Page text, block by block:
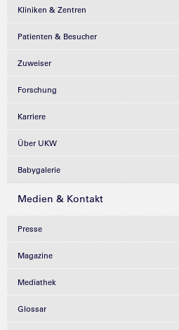
Kliniken & Zentren
Patienten & Besucher
Zuweiser
Forschung
Karriere
Über UKW
Babygalerie
Medien & Kontakt
Presse
Magazine
Mediathek
Glossar